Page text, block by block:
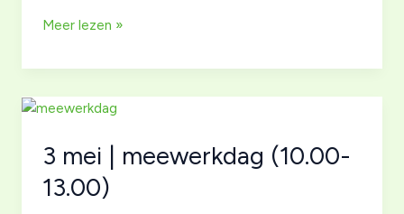
1
|
Planten
Elim
(13.00u-
16.00u)
Meer lezen »
3 mei | meewerkdag (10.00-
13.00)